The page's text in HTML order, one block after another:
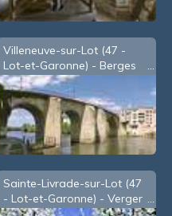
Villeneuve-sur-Lot (47 -
Lot-et-Garonne) - Berges
du Lot, sous le Pont des
Cieutat
Sainte-Livrade-sur-Lot (47
- Lot-et-Garonne) - Verger